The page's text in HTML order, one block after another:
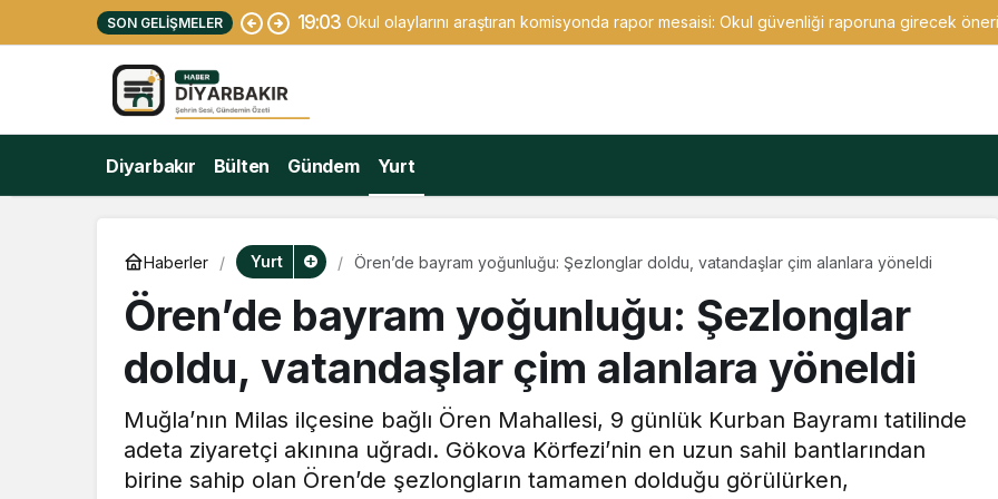
SON GELIŞMELER 19:03 Okul olaylarını araştıran komisyonda rapor mesaisi: Okul güvenliği raporuna girecek
Diyarbakır Bülten Gündem Yurt
Haberler Yurt Ören’de bayram yoğunluğu: Şezlonglar doldu, vatandaşlar çim alanlara yöneldi
Ören’de bayram yoğunluğu: Şezlonglar
doldu, vatandaşlar çim alanlara yöneldi
Muğla’nın Milas ilçesine bağlı Ören Mahallesi, 9 günlük Kurban Bayramı tatilinde
adeta ziyaretçi akınına uğradı. Gökova Körfezi’nin en uzun sahil bantlarından
birine sahip olan Ören’de şezlongların tamamen dolduğu görülürken,